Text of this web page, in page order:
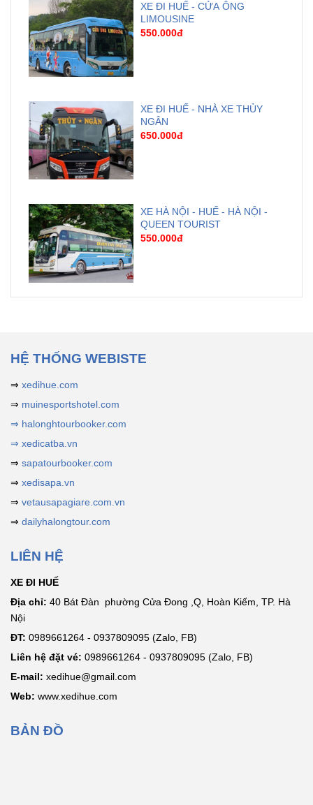
XE ĐI HUẾ - CỬA ÔNG
LIMOUSINE
550.000đ
XE ĐI HUẾ - NHÀ XE THỦY
NGÂN
650.000đ
XE HÀ NỘI - HUẾ - HÀ NỘI -
QUEEN TOURIST
550.000đ
HỆ THỐNG WEBISTE
⇒ xedihue.com
⇒ muinesportshotel.com
⇒ halonghtourbooker.com
⇒ xedicatba.vn
⇒ sapatourbooker.com
⇒ xedisapa.vn
⇒ vetausapagiare.com.vn
⇒ dailyhalongtour.com
LIÊN HỆ
XE ĐI HUẾ
Địa chỉ: 40 Bát Đàn phường Cửa Đong ,Q, Hoàn Kiếm, TP. Hà
Nội
ĐT: 0989661264 - 0937809095 (Zalo, FB)
Liên hệ đặt vé: 0989661264 - 0937809095 (Zalo, FB)
E-mail: xedihue@gmail.com
Web: www.xedihue.com
BẢN ĐỒ